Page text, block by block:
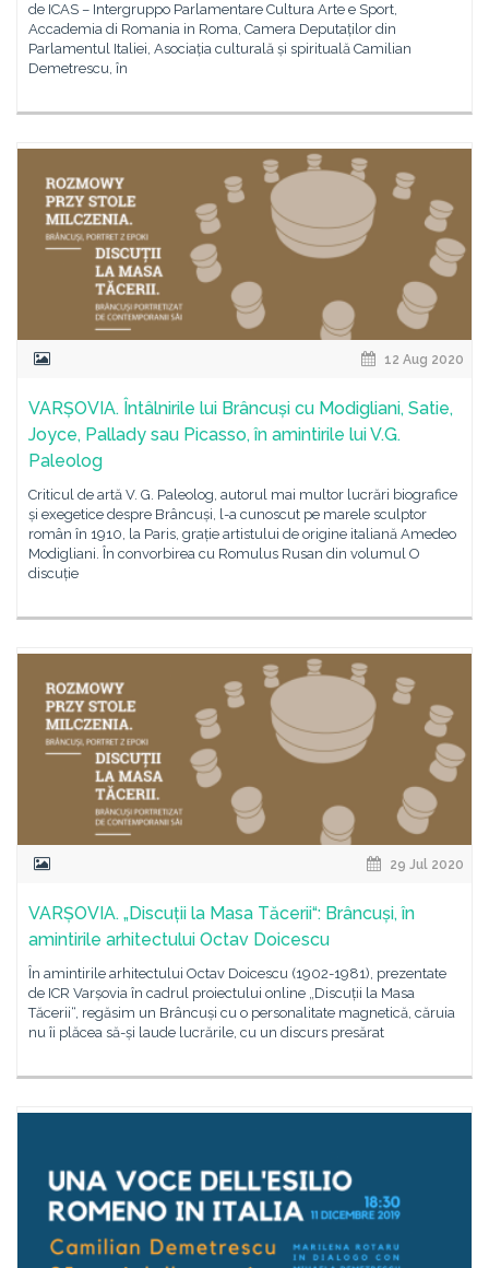
de ICAS – Intergruppo Parlamentare Cultura Arte e Sport,
Accademia di Romania in Roma, Camera Deputaților din
Parlamentul Italiei, Asociația culturală și spirituală Camilian
Demetrescu, în
12 Aug 2020
VARȘOVIA. Întâlnirile lui Brâncuși cu Modigliani, Satie,
Joyce, Pallady sau Picasso, în amintirile lui V.G.
Paleolog
Criticul de artă V. G. Paleolog, autorul mai multor lucrări biografice
și exegetice despre Brâncuși, l-a cunoscut pe marele sculptor
român în 1910, la Paris, grație artistului de origine italiană Amedeo
Modigliani. În convorbirea cu Romulus Rusan din volumul O
discuție
29 Jul 2020
VARȘOVIA. „Discuții la Masa Tăcerii“: Brâncuși, în
amintirile arhitectului Octav Doicescu
În amintirile arhitectului Octav Doicescu (1902-1981), prezentate
de ICR Varșovia în cadrul proiectului online „Discuții la Masa
Tăcerii“, regăsim un Brâncuși cu o personalitate magnetică, căruia
nu îi plăcea să-și laude lucrările, cu un discurs presărat